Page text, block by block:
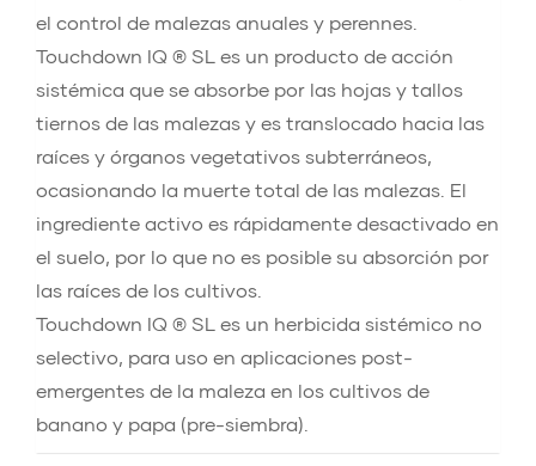
el control de malezas anuales y perennes.
Touchdown IQ ® SL es un producto de acción
sistémica que se absorbe por las hojas y tallos
tiernos de las malezas y es translocado hacia las
raíces y órganos vegetativos subterráneos,
ocasionando la muerte total de las malezas. El
ingrediente activo es rápidamente desactivado en
el suelo, por lo que no es posible su absorción por
las raíces de los cultivos.
Touchdown IQ ® SL es un herbicida sistémico no
selectivo, para uso en aplicaciones post-
emergentes de la maleza en los cultivos de
banano y papa (pre-siembra).